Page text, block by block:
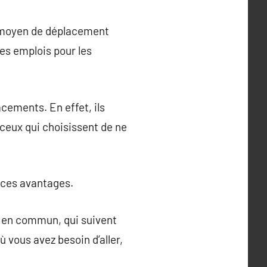
de déplacement
emplois pour les
En effet, ils
qui choisissent de ne
avantages.
commun, qui suivent
avez besoin d’aller,